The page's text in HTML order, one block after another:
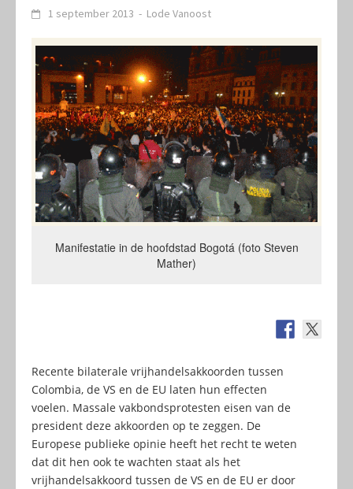
1 september 2013 - Lode Vanoost
Manifestatie in de hoofdstad Bogotá (foto Steven
Mather)
Recente bilaterale vrijhandelsakkoorden tussen
Colombia, de VS en de EU laten hun effecten
voelen. Massale vakbondsprotesten eisen van de
president deze akkoorden op te zeggen. De
Europese publieke opinie heeft het recht te weten
dat dit hen ook te wachten staat als het
vrijhandelsakkoord tussen de VS en de EU er door